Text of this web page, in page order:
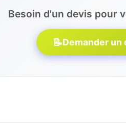
Besoin d'un devis pour
📝Demander